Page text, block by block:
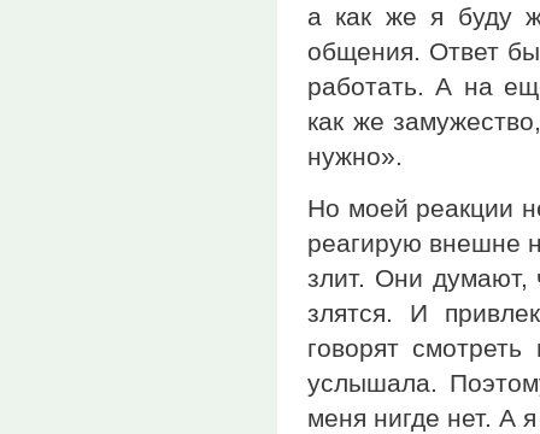
а как же я буду
общения. Ответ
работать. А на
как же
нужно».
Но моей реакции
реагирую внешне
злит. Они
злятся. И
говорят
услышала.
меня нигде нет. А